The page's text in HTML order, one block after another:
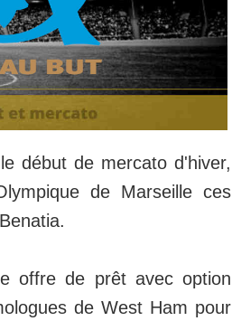
début de mercato d'hiver,
de Marseille ces
offre de prêt avec option
de West Ham pour